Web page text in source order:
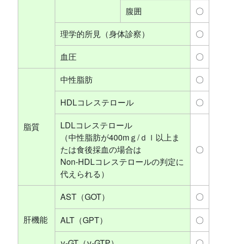
腹囲
〇
理学的所見（身体診察）
〇
血圧
〇
脂質
中性脂肪
〇
HDLコレステロール
〇
LDLコレステロール
（中性脂肪が400mｇ/ｄｌ以上ま
たは食後採血の場合は
Non-HDLコレステロールの判定に
代えられる）
〇
肝機能
AST（GOT）
〇
ALT（GPT）
〇